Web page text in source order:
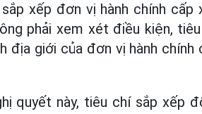
xếp đơn vị hành chính
phải xem xét điều kiện,
địa giới của đơn vị hành chính
quyết này, tiêu chí sắp xếp